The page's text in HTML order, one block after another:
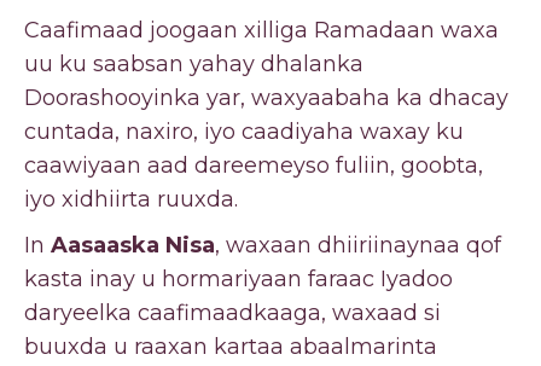
Caafimaad joogaan xilliga Ramadaan waxa
uu ku saabsan yahay dhalanka
Doorashooyinka yar, waxyaabaha ka dhacay
cuntada, naxiro, iyo caadiyaha waxay ku
caawiyaan aad dareemeyso fuliin, goobta,
iyo xidhiirta ruuxda.
In Aasaaska Nisa, waxaan dhiiriinaynaa qof
kasta inay u hormariyaan faraac Iyadoo
daryeelka caafimaadkaaga, waxaad si
buuxda u raaxan kartaa abaalmarinta